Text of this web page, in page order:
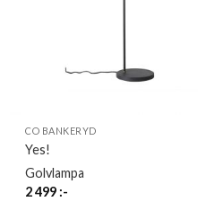
CO BANKERYD
Yes!
Golvlampa
2 499 :-